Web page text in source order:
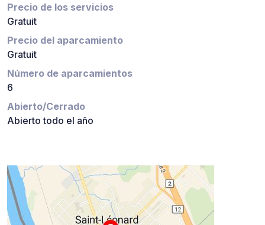
Precio de los servicios
Gratuit
Precio del aparcamiento
Gratuit
Número de aparcamientos
6
Abierto/Cerrado
Abierto todo el año